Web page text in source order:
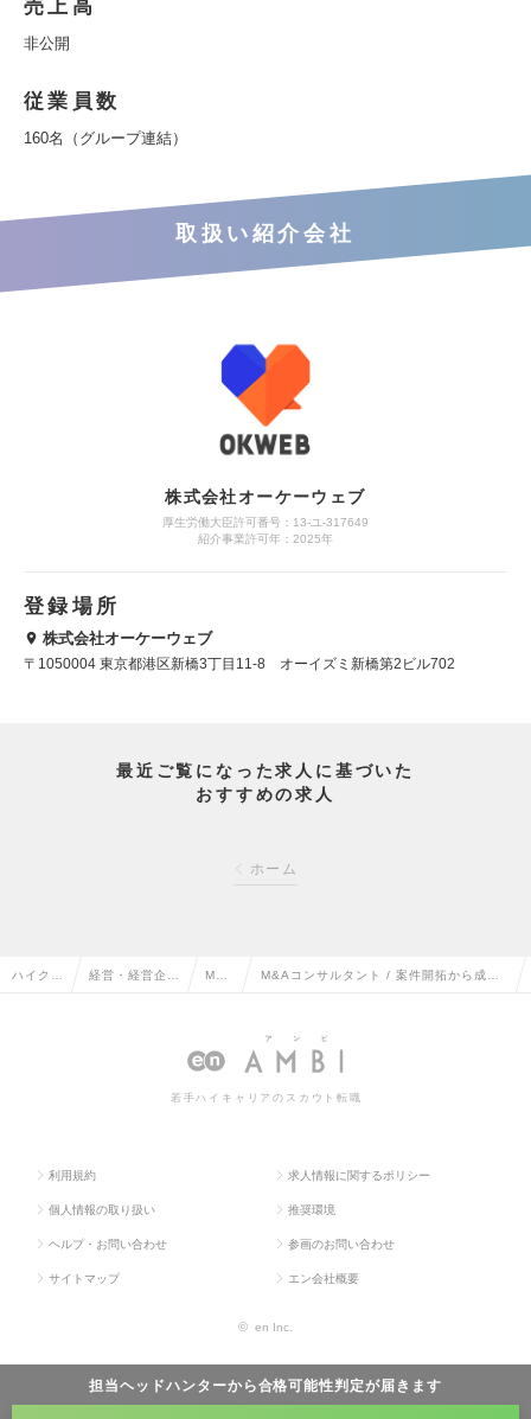
売上高
非公開
従業員数
160名（グループ連結）
取扱い紹介会社
株式会社オーケーウェブ
厚生労働大臣許可番号：13-ユ-317649
紹介事業許可年：2025年
登録場所
株式会社オーケーウェブ
〒1050004 東京都港区新橋3丁目11-8 オーイズミ新橋第2ビル702
最近ご覧になった求人に基づいた
おすすめの求人
ホーム
担当ヘッドハンターから合格可能性判定が届きます
ハイクラ 経営・経営企 M&A
職
M&Aコンサルタント / 案件開拓から成約
ス）の求人情報
若手ハイキャリアのスカウト転職
利用規約 求人情報に関するポリシー
個人情報の取り扱い 推奨環境
ヘルプ・お問い合わせ 参画のお問い合わせ
サイトマップ エン会社概要
© en Inc.